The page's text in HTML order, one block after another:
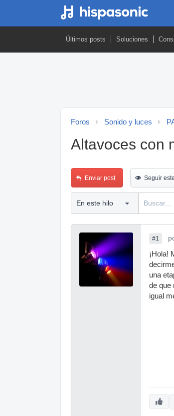
Últimos posts Soluciones
Foros Sonido y luces
Altavoces con
Enviar post Seguir
#1
¡Hola!
una
de que
igual